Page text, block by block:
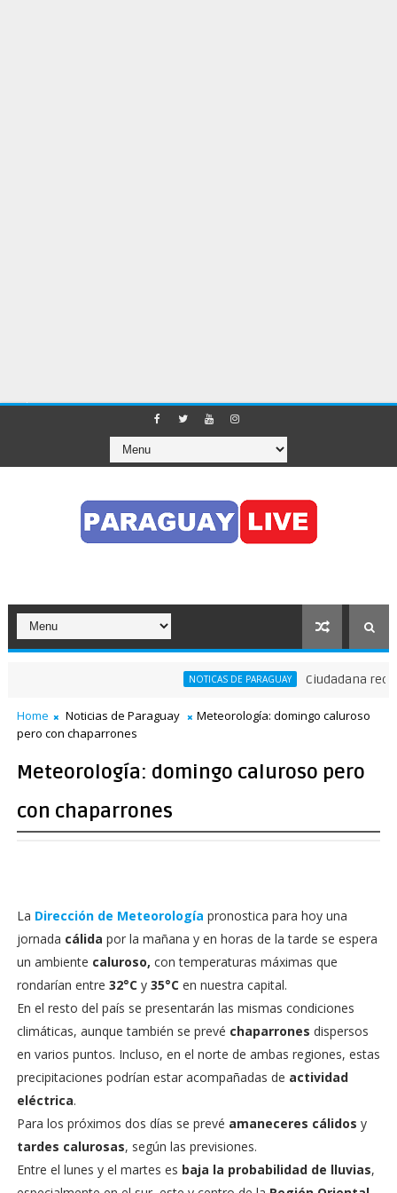
NOTICAS DE PARAGUAY Ciudadana
Home Noticias de Paraguay
Meteorología: domingo caluroso
pero con chaparrones
Meteorología: domingo caluroso pero
con chaparrones
La Dirección de Meteorología pronostica para hoy una
jornada cálida por la mañana y en horas de la tarde se espera
un ambiente caluroso, con temperaturas máximas que
rondarían entre 32°Cy 35°Cen nuestra capital.
En el resto del país se presentarán las mismas condiciones
climáticas, aunque también se prevé chaparrones dispersos
en varios puntos. Incluso, en el norte de ambas regiones, estas
precipitaciones podrían estar acompañadas de actividad
eléctrica.
Para los próximos dos días se prevé amaneceres cálidos y
tardes calurosas, según las previsiones.
Entre el lunes y el martes es baja la probabilidad de lluvias,